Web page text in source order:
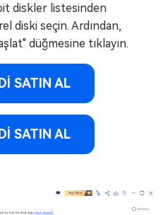
diskler listesinden
diski seçin. Ardından,
düğmesine tıklayın.
SATIN AL
SATIN AL